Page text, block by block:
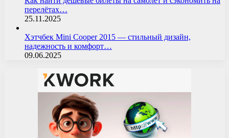
перелётах…
25.11.2025
Хэтчбек Mini Cooper 2015 — стильный дизайн,
надежность и комфорт…
09.06.2025